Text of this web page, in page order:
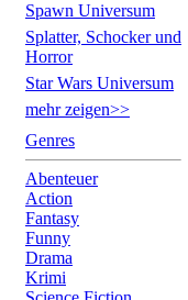
Spawn Universum
Splatter, Schocker und
Horror
Star Wars Universum
mehr zeigen>>
Genres
Abenteuer
Action
Fantasy
Funny
Drama
Krimi